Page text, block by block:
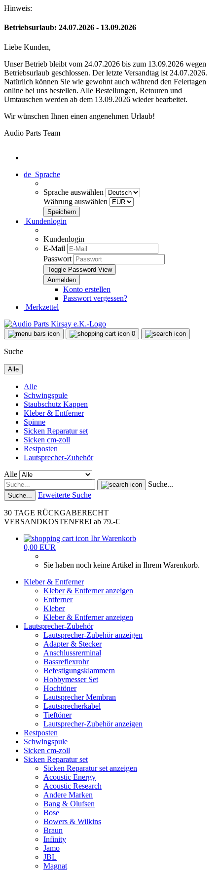
Hinweis:
Betriebsurlaub: 24.07.2026 - 13.09.2026
Liebe Kunden,
Unser Betrieb bleibt vom 24.07.2026 bis zum 13.09.2026 wegen
Betriebsurlaub geschlossen. Der letzte Versandtag ist 24.07.2026.
Natürlich können Sie wie gewohnt auch während den Feiertagen
online bei uns bestellen. Alle Bestellungen, Retouren und
Umtauschen werden ab dem 13.09.2026 wieder bearbeitet.
Wir wünschen Ihnen einen angenehmen Urlaub!
Audio Parts Team
de Sprache
Sprache auswählen
Währung auswählen
Kundenlogin
Kundenlogin
E-Mail
Passwort
Toggle Password View
Konto erstellen
Passwort vergessen?
Merkzettel
0
Suche
Alle
Alle
Schwingspule
Staubschutz Kappen
Kleber & Entferner
Spinne
Sicken Reparatur set
Sicken cm-zoll
Restposten
Lautsprecher-Zubehör
Alle
Suche...
Suche... Erweiterte Suche
30 TAGE RÜCKGABERECHT
VERSANDKOSTENFREI ab 79.-€
Ihr Warenkorb
0,00 EUR
Sie haben noch keine Artikel in Ihrem Warenkorb.
Kleber & Entferner
Kleber & Entferner anzeigen
Entferner
Kleber
Kleber & Entferner anzeigen
Lautsprecher-Zubehör
Lautsprecher-Zubehör anzeigen
Adapter & Stecker
Anschlussrerminal
Bassreflexrohr
Befestigungsklammern
Hobbymesser Set
Hochtöner
Lautsprecher Membran
Lautsprecherkabel
Tieftöner
Lautsprecher-Zubehör anzeigen
Restposten
Schwingspule
Sicken cm-zoll
Sicken Reparatur set
Sicken Reparatur set anzeigen
Acoustic Energy
Acoustic Research
Andere Marken
Bang & Olufsen
Bose
Bowers & Wilkins
Braun
Infinity
Jamo
JBL
Magnat